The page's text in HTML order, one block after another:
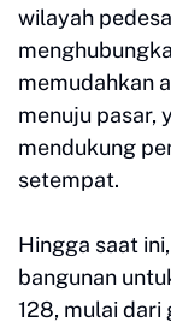
wilayah
memudahkan
menuju pasar,
mendukung
setempat.
Hingga saat
bangunan
128, mulai dari